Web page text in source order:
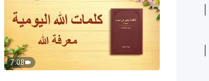
7:08